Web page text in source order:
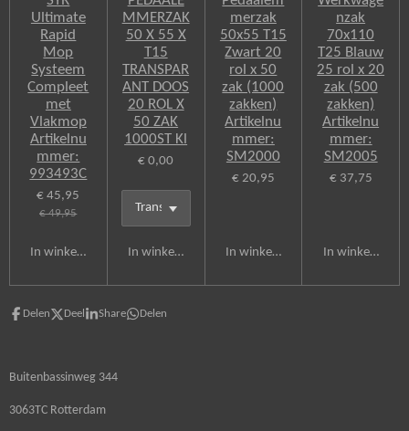
Ultimate
Rapid
Mop
Systeem
Compleet
met
Vlakmop
Artikelnu
mmer:
993493C
€ 45,95
€ 49,95
In winkelwagen
MMERZAK
50 X 55 X
T15
TRANSPAR
ANT DOOS
20 ROL X
50 ZAK
1000ST Kl
€ 0,00
In winkelwagen
merzak
50x55 T15
Zwart 20
rol x 50
zak (1000
zakken)
Artikelnu
mmer:
SM2000
€ 20,95
In winkelwagen
nzak
70x110
T25 Blauw
25 rol x 20
zak (500
zakken)
Artikelnu
mmer:
SM2005
€ 37,75
In winkelwagen
Delen Deel Share Delen
Buitenbassinweg 344
3063TC Rotterdam